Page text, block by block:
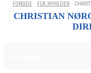
FORSIDE FCK NYHEDER
CHRISTIAN